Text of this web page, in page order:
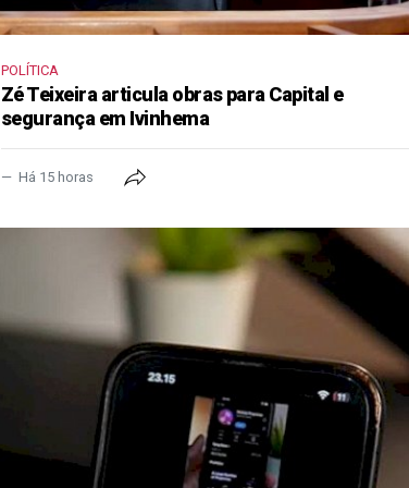
POLÍTICA
Zé Teixeira articula obras para Capital e
segurança em Ivinhema
Há 15 horas